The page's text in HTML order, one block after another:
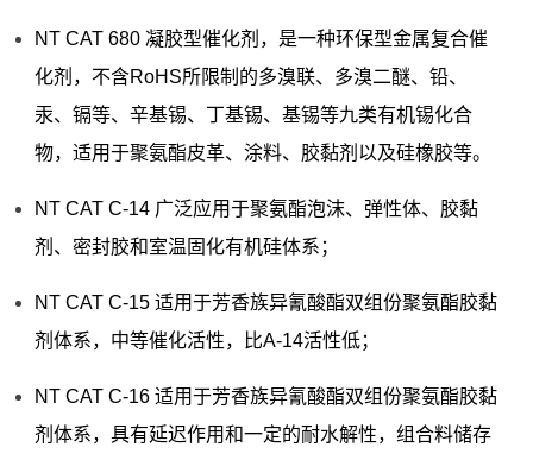
NT CAT 680 凝胶型催化剂，是一种环保型金属复合催
化剂，不含RoHS所限制的多溴联、多溴二醚、铅、
汞、镉等、辛基锡、丁基锡、基锡等九类有机锡化合
物，适用于聚氨酯皮革、涂料、胶黏剂以及硅橡胶等。
NT CAT C-14 广泛应用于聚氨酯泡沫、弹性体、胶黏
剂、密封胶和室温固化有机硅体系；
NT CAT C-15 适用于芳香族异氰酸酯双组份聚氨酯胶黏
剂体系，中等催化活性，比A-14活性低；
NT CAT C-16 适用于芳香族异氰酸酯双组份聚氨酯胶黏
剂体系，具有延迟作用和一定的耐水解性，组合料储存